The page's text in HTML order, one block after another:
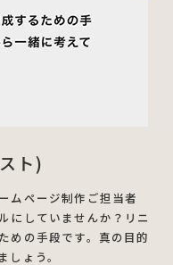
ト)
ムページ制作ご担当者
にしていませんか？リニ
めの手段です。真の目的
ょう。